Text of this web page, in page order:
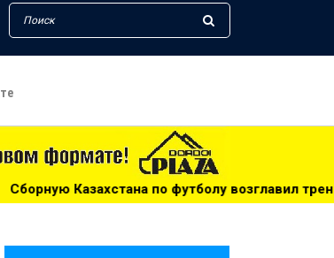
футболу возглавил тренер из Голландии - 14:34